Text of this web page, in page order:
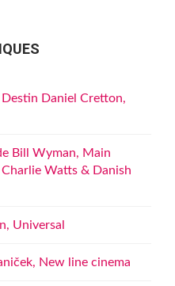
Daniel Cretton,
Bill Wyman, Main
Watts & Danish
Universal
New line cinema